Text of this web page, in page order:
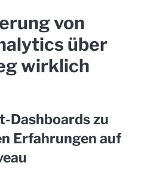
von
über
wirklich
Dashboards zu
Erfahrungen auf